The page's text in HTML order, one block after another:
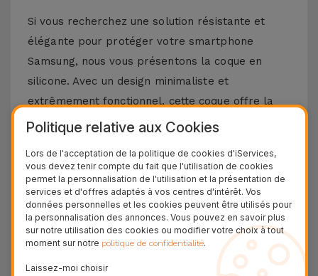
Si vous recherchez une solution résistante et
élégante pour protéger votre smartphone
Samsung, nous vous présentons la coque en
silicone. Avec un design minimaliste et
extrêmement fonctionnel, cette coque offre la
meilleure protection pour votre téléphone
négliger le design et les fonctionnalités
emblématiques de votre téléphone portable
Samsung.
Découvrez les avantages d'une coque en
silicone Samsung
Politique relative aux Cookies
Lors de l'acceptation de la politique de cookies d'iServices,
vous devez tenir compte du fait que l'utilisation de cookies
permet la personnalisation de l'utilisation et la présentation de
services et d'offres adaptés à vos centres d'intérêt. Vos
données personnelles et les cookies peuvent être utilisés pour
la personnalisation des annonces. Vous pouvez en savoir plus
sur notre utilisation des cookies ou modifier votre choix à tout
moment sur notre politique de confidentialité.
Laissez-moi choisir